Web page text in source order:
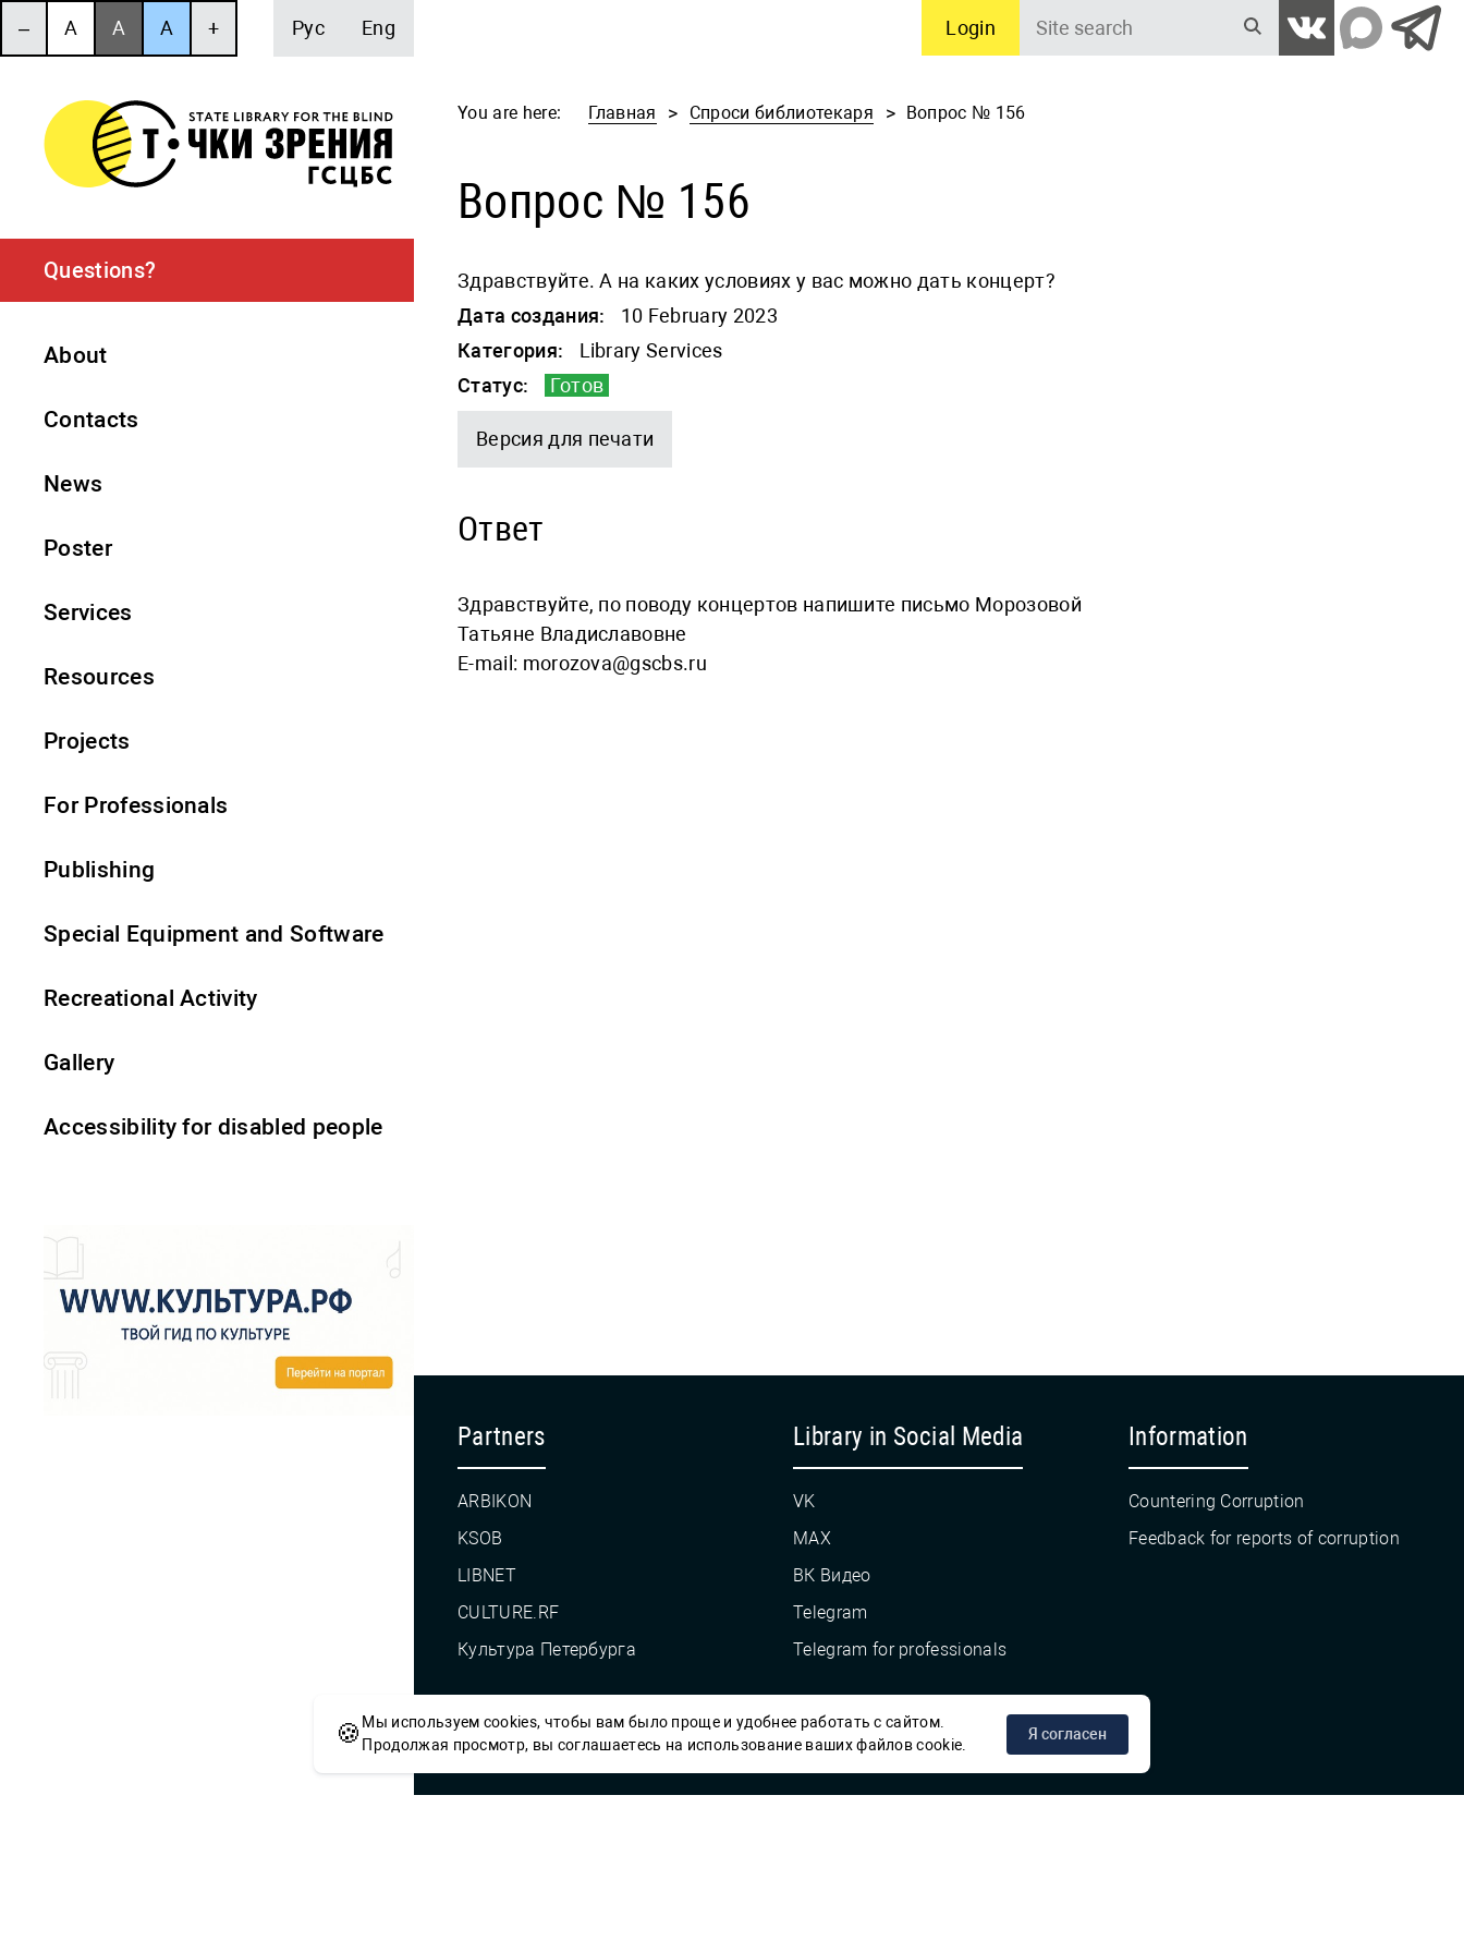
‒ A A A + Рус Eng
Questions?
About
Contacts
News
Poster
Services
Resources
Projects
For Professionals
Publishing
Special Equipment and Software
Recreational Activity
Gallery
Accessibility for disabled people
Login
Site
You are here: Главная Спроси библиотекаря Вопрос № 156
Вопрос № 156
Здравствуйте. А на каких условиях у вас можно дать концерт?
Дата создания:
10 February 2023
Категория:
Library Services
Статус:
Готов
Версия для печати
Ответ
Здравствуйте, по поводу концертов напишите письмо Морозовой
Татьяне Владиславовне
E-mail: morozova@gscbs.ru
Partners
ARBIKON
KSOB
LIBNET
CULTURE.RF
Культура Петербурга
Library in Social Media
VK
MAX
ВК Видео
Telegram
Telegram for professionals
Information
Countering Corruption
Feedback for reports of corruption
© СПб ГБУК ГСЦБС, 2012-2026 гг.
🍪 Мы используем cookies, чтобы вам было проще и удобнее работать с сайтом.
Продолжая просмотр, вы соглашаетесь на использование ваших файлов cookie.
Я согласен